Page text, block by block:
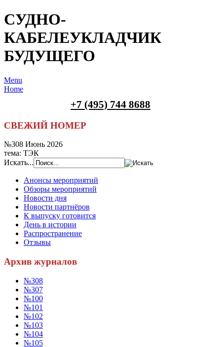
СУДНО-
КАБЕЛЕУКЛАДЧИК
БУДУЩЕГО
Menu
Home
+7 (495) 744 8688
СВЕЖИЙ НОМЕР
№308 Июнь 2026
тема: ТЭК
Искать...
Анонсы мероприятий
Обзоры мероприятий
Новости дня
Новости партнёров
К выпуску готовится
День в истории
Распространение
Отзывы
Архив журналов
№308
№307
№100
№101
№102
№103
№104
№105